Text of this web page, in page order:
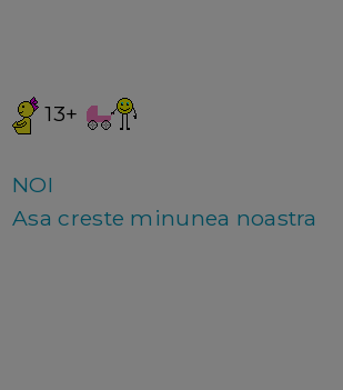
13+
NOI
Asa creste minunea noastra